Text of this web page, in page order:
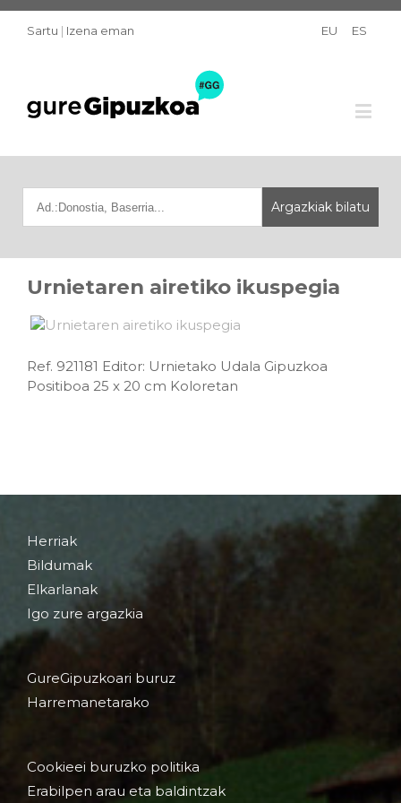
Sartu | Izena eman EU ES
Urnietaren airetiko ikuspegia
Ref. 921181 Editor: Urnietako Udala Gipuzkoa
Positiboa 25 x 20 cm Koloretan
Herriak
Bildumak
Elkarlanak
Igo zure argazkia
GureGipuzkoari buruz
Harremanetarako
Cookieei buruzko politika
Erabilpen arau eta baldintzak